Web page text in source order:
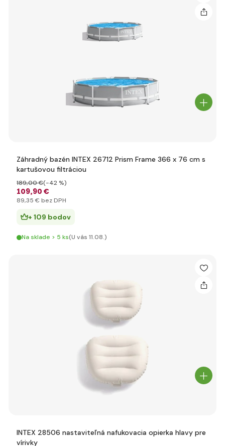
Záhradný bazén INTEX 26712 Prism Frame 366 x 76 cm s
kartušovou filtráciou
109,90 €
189,00 €(-42 %)
89,35 € bez DPH
+ 109 bodov
Na sklade > 5 ks(U vás 11.08.)
INTEX 28506 nastaviteľná nafukovacia opierka hlavy pre
vírivky